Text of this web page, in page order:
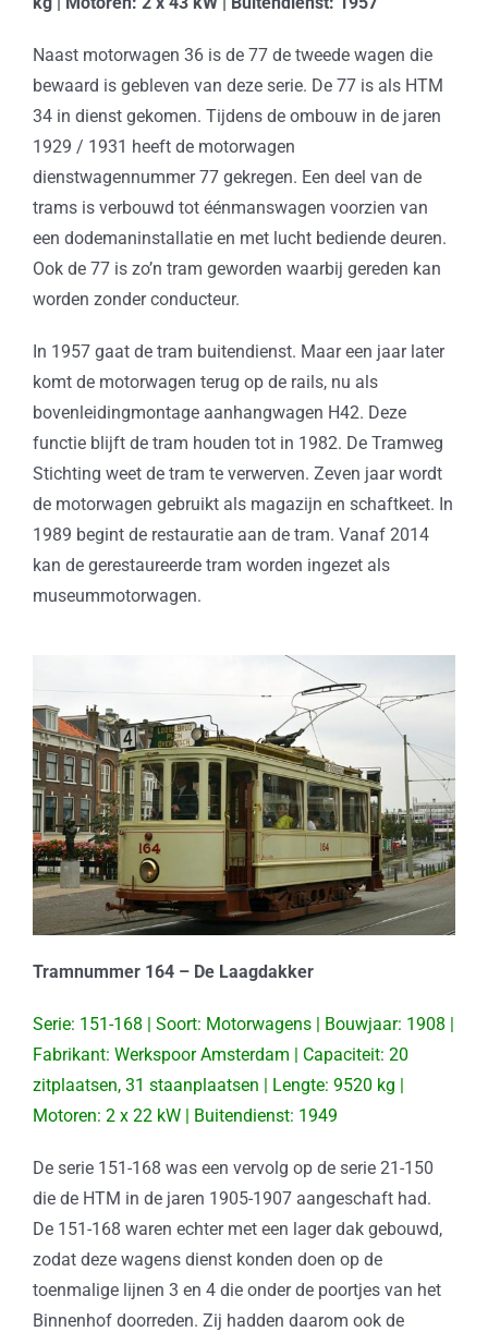
Naast motorwagen 36 is de 77 de tweede wagen die
bewaard is gebleven van deze serie. De 77 is als HTM
34 in dienst gekomen. Tijdens de ombouw in de jaren
1929 / 1931 heeft de motorwagen
dienstwagennummer 77 gekregen. Een deel van de
trams is verbouwd tot éénmanswagen voorzien van
een dodemaninstallatie en met lucht bediende deuren.
Ook de 77 is zo’n tram geworden waarbij gereden kan
worden zonder conducteur.
In 1957 gaat de tram buitendienst. Maar een jaar later
komt de motorwagen terug op de rails, nu als
bovenleidingmontage aanhangwagen H42. Deze
functie blijft de tram houden tot in 1982. De Tramweg
Stichting weet de tram te verwerven. Zeven jaar wordt
de motorwagen gebruikt als magazijn en schaftkeet. In
1989 begint de restauratie aan de tram. Vanaf 2014
kan de gerestaureerde tram worden ingezet als
museummotorwagen.
Tramnummer 164 – De Laagdakker
Serie: 151-168 | Soort: Motorwagens | Bouwjaar: 1908 |
Fabrikant: Werkspoor Amsterdam | Capaciteit: 20
zitplaatsen, 31 staanplaatsen | Lengte: 9520 kg |
Motoren: 2 x 22 kW | Buitendienst: 1949
De serie 151-168 was een vervolg op de serie 21-150
die de HTM in de jaren 1905-1907 aangeschaft had.
De 151-168 waren echter met een lager dak gebouwd,
zodat deze wagens dienst konden doen op de
toenmalige lijnen 3 en 4 die onder de poortjes van het
Binnenhof doorreden. Zij hadden daarom ook de